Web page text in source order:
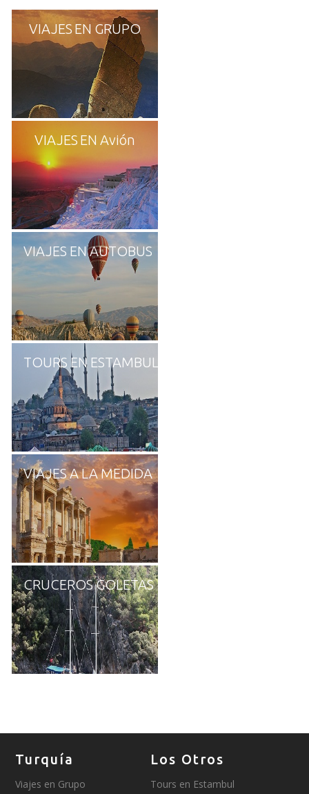
VIAJES EN GRUPO
VIAJES EN Avión
VIAJES EN AUTOBUS
TOURS EN ESTAMBUL
VIAJES A LA MEDIDA
CRUCEROS GOLETAS
Turquía
Viajes en Grupo
Los Otros
Tours en Estambul